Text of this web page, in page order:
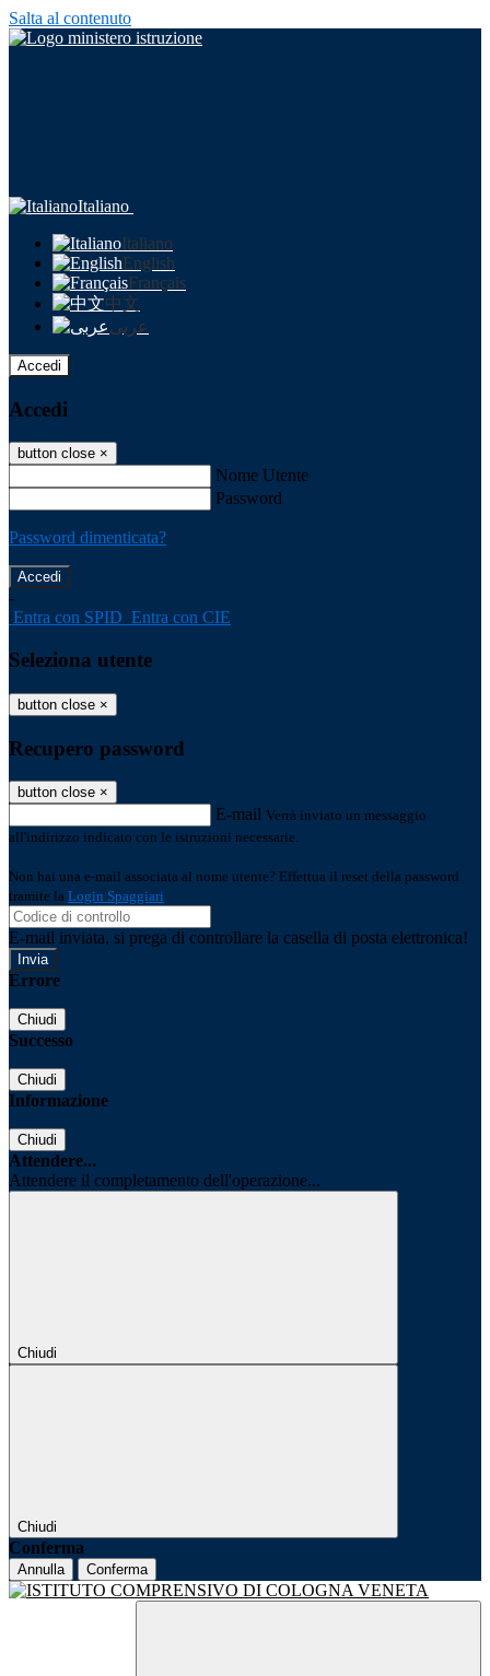
Salta al contenuto
Italiano
Italiano
English
Français
中文
عربى
Accedi
Accedi
button close ×
Nome Utente
Password
Password dimenticata?
-
Entra con SPID Entra con CIE
Seleziona utente
button close ×
Recupero password
button close ×
E-mail Verrà inviato un messaggio
all'indirizzo indicato con le istruzioni necessarie.
Non hai una e-mail associata al nome utente? Effettua il reset della password
tramite la Login Spaggiari
E-mail inviata, si prega di controllare la casella di posta elettronica!
Errore
Chiudi
Successo
Chiudi
Informazione
Chiudi
Attendere...
Attendere il completamento dell'operazione...
Chiudi
Chiudi
Conferma
Annulla Conferma